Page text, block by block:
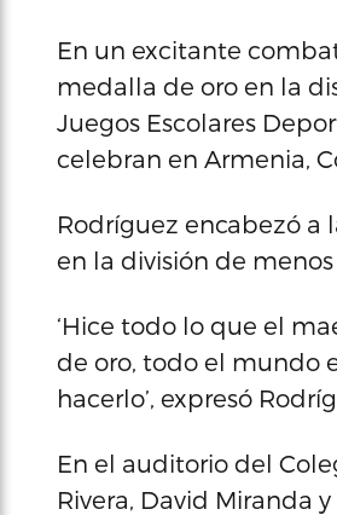
En un excitante
medalla de oro en la
Juegos Escolares
celebran en Armenia,
Rodríguez encabezó
en la división de
‘Hice todo lo que el
de oro, todo el mundo
hacerlo’, expresó
En el auditorio del
Rivera, David Miranda